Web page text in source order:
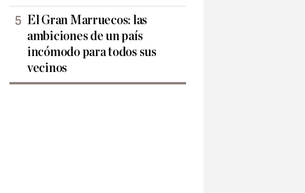
El Gran Marruecos: las
ambiciones de un país
incómodo para todos sus
vecinos